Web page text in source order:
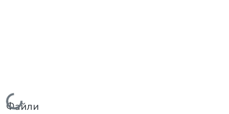
Вантажиться...
Файли